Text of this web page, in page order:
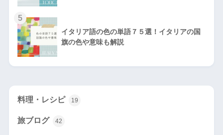
5
イタリア語の色の単語７５選！イタリアの国
旗の色や意味も解説
料理・レシピ 19
旅ブログ 42